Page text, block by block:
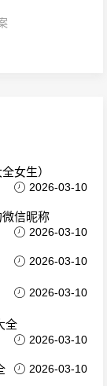
女生）
2026-03-10
信昵称
2026-03-10
2026-03-10
2026-03-10
全
2026-03-10
2026-03-10